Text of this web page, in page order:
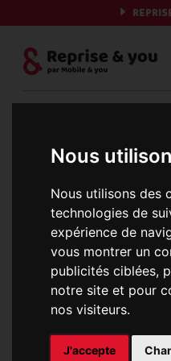
Nous
Nous utilisons des
technologies de
expérience de
vous montrer un
publicités ciblées,
notre site et pour
nos visiteurs.
J'accepte
Et si on
Nous
Une erreur est